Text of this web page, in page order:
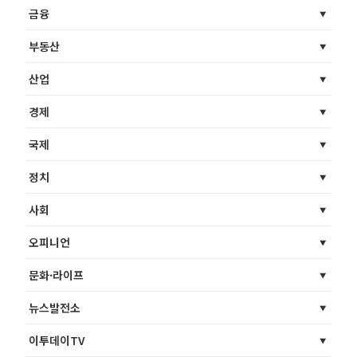
금융
부동산
산업
경제
국제
정치
사회
오피니언
문화·라이프
뉴스발전소
이투데이TV